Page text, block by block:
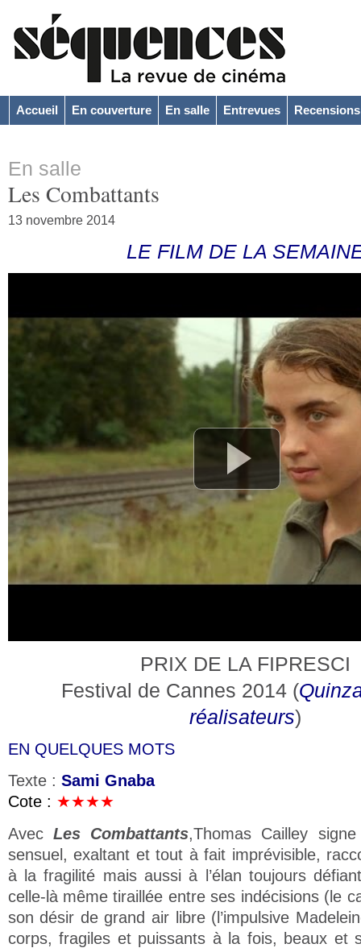
Accueil En couverture En salle Entrevues Recensions
En salle
Les Combattants
13 novembre 2014
LE FILM DE LA
PRIX DE LA FIPRESCI
Festival de Cannes 2014 (
réalisateurs)
EN QUELQUES MOTS
Texte : Sami Gnaba
Cote : ★★★★
Avec Les Combattants,Thomas Cailley
sensuel, exaltant et tout à fait imprévisible,
à la fragilité mais aussi à l’élan toujours
celle-là même tiraillée entre ses indécisions (le
son désir de grand air libre (l’impulsive
corps, fragiles et puissants à la fois, beaux et